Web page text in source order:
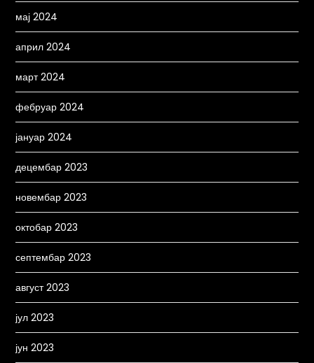
мај 2024
април 2024
март 2024
фебруар 2024
јануар 2024
децембар 2023
новембар 2023
октобар 2023
септембар 2023
август 2023
јул 2023
јун 2023